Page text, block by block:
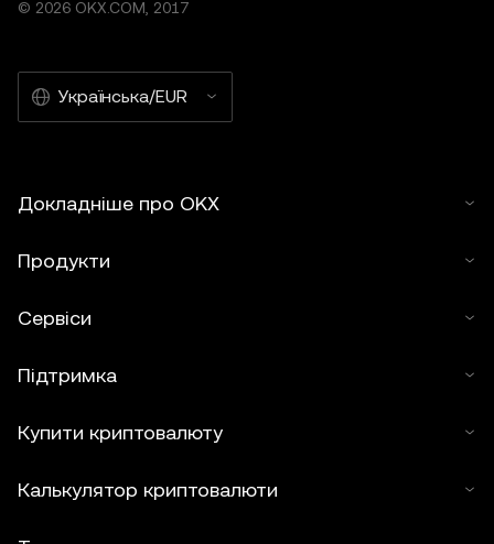
© 2026 OKX.COM, 2017
Українська/EUR
Докладніше про OKX
Продукти
Сервіси
Підтримка
Купити криптовалюту
Калькулятор криптовалюти